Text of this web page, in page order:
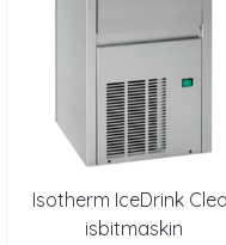
Isotherm IceDrink
isbitmaskin